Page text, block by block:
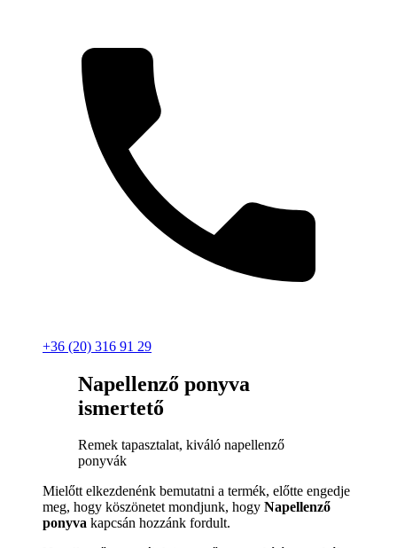
+36 (20) 316 91 29
Napellenző ponyva
ismertető
Remek tapasztalat, kiváló napellenző
ponyvák
Mielőtt elkezdenénk bemutatni a termék, előtte engedje
meg, hogy köszönetet mondjunk, hogy Napellenző
ponyva kapcsán hozzánk fordult.